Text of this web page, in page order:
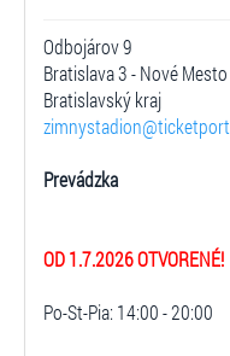
Odbojárov 9
Bratislava 3 - Nové Mesto
Bratislavský kraj
Prevádzka
OD 1.7.2026 OTVORENÉ!
Po-St-Pia: 14:00 - 20:00